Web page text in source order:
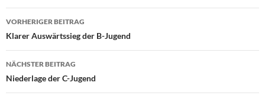
Beitragsnavigation
VORHERIGER BEITRAG
Klarer Auswärtssieg der B-Jugend
NÄCHSTER BEITRAG
Niederlage der C-Jugend